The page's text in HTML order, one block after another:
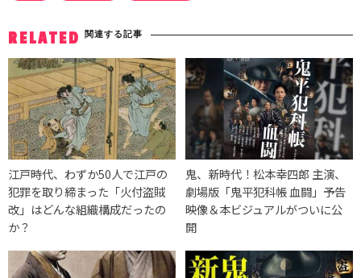
RELATED 関連する記事
江戸時代、わずか50人で江戸の
犯罪を取り締まった「火付盗賊
改」はどんな組織構成だったの
か？
鬼、新時代！松本幸四郎 主演、
劇場版「鬼平犯科帳 血闘」予告
映像＆本ビジュアルがついに公
開